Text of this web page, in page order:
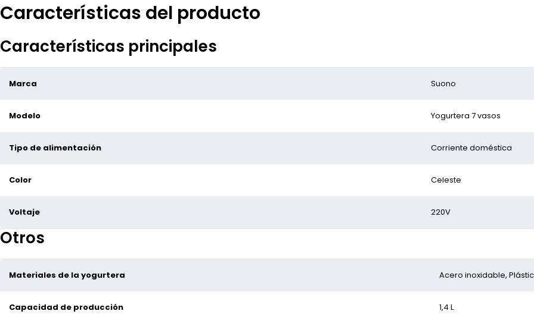
Características del producto
Características principales
Marca Suono
Modelo Yogurtera 7 vasos
Tipo de alimentación Corriente doméstica
Color Celeste
Voltaje 220V
Otros
Materiales de la yogurtera Acero inoxidable,
Capacidad de producción 1,4 L